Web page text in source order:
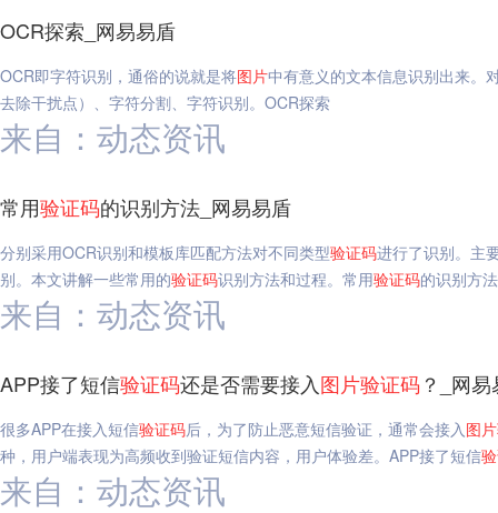
OCR探索_网易易盾
OCR即字符识别，通俗的说就是将图片中有意义的文本信息识别出来。
去除干扰点）、字符分割、字符识别。OCR探索
来自：动态资讯
常用验证码的识别方法_网易易盾
分别采用OCR识别和模板库匹配方法对不同类型验证码进行了识别。主
别。本文讲解一些常用的验证码识别方法和过程。常用验证码的识别方法
来自：动态资讯
APP接了短信验证码还是否需要接入图片验证码 ？_网
很多APP在接入短信验证码后，为了防止恶意短信验证，通常会接入图片
种，用户端表现为高频收到验证短信内容，用户体验差。APP接了短信
来自：动态资讯